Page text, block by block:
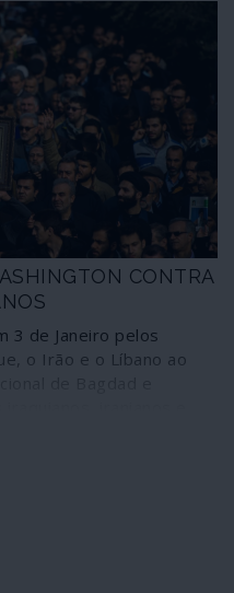
contra o aeroporto
revogou o pedido de
– constituída
da NATO – para
Islâmico. “O que
o Iraque não pode
ministro Adel Abdul al-
a expulsão das tropas
CONTRA
3 de Janeiro pelos
o Irão e o Líbano ao